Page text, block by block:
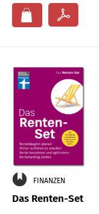
FINANZEN
Das Renten-Set